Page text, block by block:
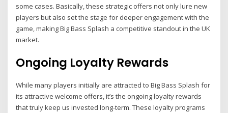
some cases. Basically, these strategic offers not only lure new
players but also set the stage for deeper engagement with the
game, making Big Bass Splash a competitive standout in the UK
market.
Ongoing Loyalty Rewards
While many players initially are attracted to Big Bass Splash for
its attractive welcome offers, it’s the ongoing loyalty rewards
that truly keep us invested long-term. These loyalty programs